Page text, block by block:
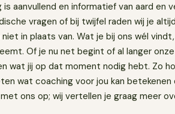
is aanvullend en informatief van aard en
vragen of bij twijfel raden wij je
in plaats van. Wat je bij ons wél
Of je nu net begint of al langer
wat jij op dat moment nodig hebt. Zo
wat coaching voor jou kan betekenen
met ons op; wij vertellen je graag meer